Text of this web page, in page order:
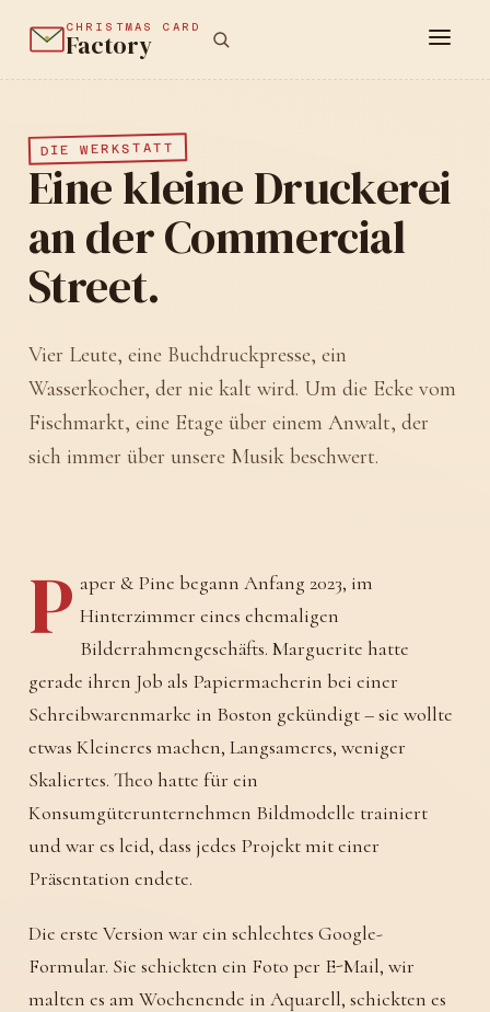
CHRISTMAS CARD
Factory
DIE WERKSTATT
Eine kleine Druckerei
an der Commercial
Street.
Vier Leute, eine Buchdruckpresse, ein
Wasserkocher, der nie kalt wird. Um die Ecke vom
Fischmarkt, eine Etage über einem Anwalt, der
sich immer über unsere Musik beschwert.
P aper & Pine begann Anfang 2023, im
Hinterzimmer eines ehemaligen
Bilderrahmengeschäfts. Marguerite hatte
gerade ihren Job als Papiermacherin bei einer
Schreibwarenmarke in Boston gekündigt – sie wollte
etwas Kleineres machen, Langsameres, weniger
Skaliertes. Theo hatte für ein
Konsumgüterunternehmen Bildmodelle trainiert
und war es leid, dass jedes Projekt mit einer
Präsentation endete.
Die erste Version war ein schlechtes Google-
Formular. Sie schickten ein Foto per E-Mail, wir
malten es am Wochenende in Aquarell, schickten es